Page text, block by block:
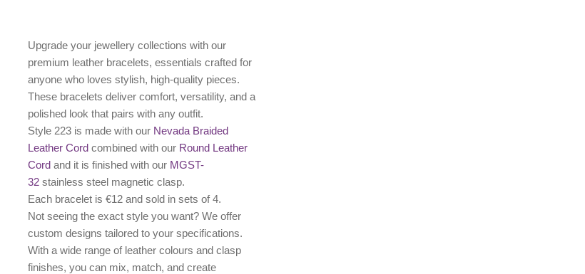
Upgrade your jewellery collections with our
premium leather bracelets, essentials crafted for
anyone who loves stylish, high-quality pieces.
These bracelets deliver comfort, versatility, and a
polished look that pairs with any outfit.
Style 223 is made with our Nevada Braided
Leather Cord combined with our Round Leather
Cord and it is finished with our MGST-
32 stainless steel magnetic clasp.
Each bracelet is €12 and sold in sets of 4.
Not seeing the exact style you want? We offer
custom designs tailored to your specifications.
With a wide range of leather colours and clasp
finishes, you can mix, match, and create